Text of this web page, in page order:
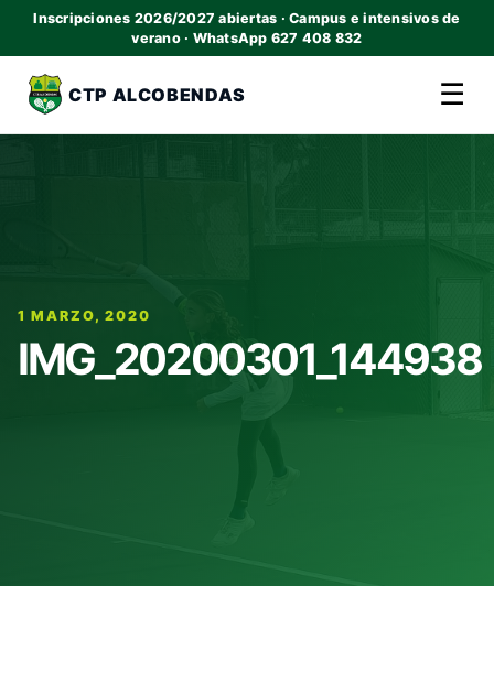
Inscripciones 2026/2027 abiertas · Campus e intensivos de
verano · WhatsApp 627 408 832
CTP ALCOBENDAS ☰
1 MARZO, 2020
IMG_20200301_144938